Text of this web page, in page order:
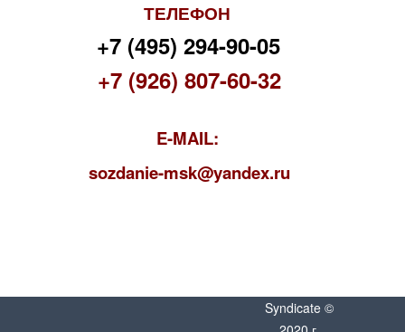
ТЕЛЕФОН
+7 (495) 294-90-05
+7 (926) 807-60-32
E-MAIL:
sozdanie-msk@yandex.ru
Syndicate ©